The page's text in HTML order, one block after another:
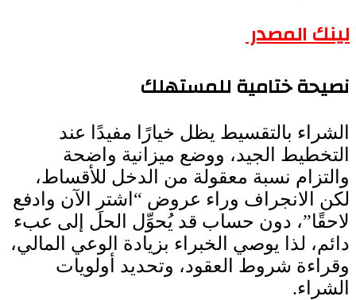
لينك المصدر
نصيحة ختامية للمستهلك
الشراء بالتقسيط يظل خيارًا مفيدًا عند
التخطيط الجيد، ووضع ميزانية واضحة
والتزام نسبة معقولة من الدخل للأقساط،
لكن الانجراف وراء عروض “اشترِ الآن وادفع
لاحقًا”، دون حساب قد يُحوِّل الحل إلى عبء
دائم، لذا يوصي الخبراء بزيادة الوعي المالي،
وقراءة شروط العقود، وتحديد أولويات
الشراء.